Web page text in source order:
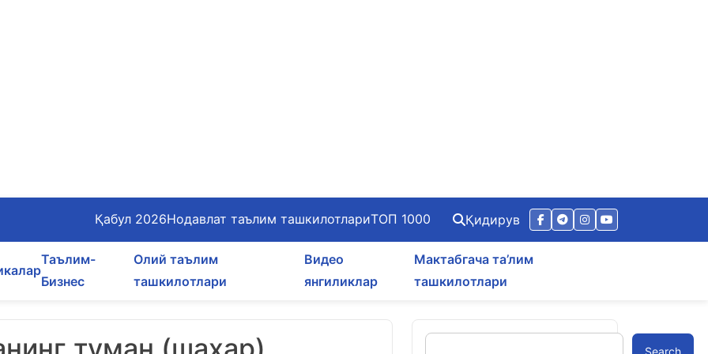
Қабул 2026Нодавлат таълим ташкилотлариТОП 1000 Қидирув
Таълим-
Бизнес
Олий таълим
ташкилотлари
Видео
янгиликлар
Мактабгача та’лим
ташкилотлари
Search